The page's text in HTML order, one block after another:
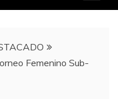
Femenino Sub-